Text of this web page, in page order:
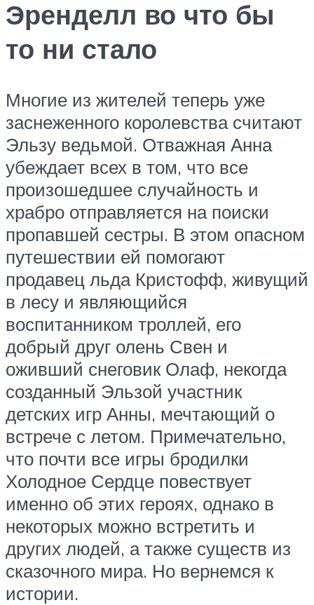
Эренделл во что бы
то ни стало
Многие из жителей теперь уже
заснеженного королевства считают
Эльзу ведьмой. Отважная Анна
убеждает всех в том, что все
произошедшее случайность и
храбро отправляется на поиски
пропавшей сестры. В этом опасном
путешествии ей помогают
продавец льда Кристофф, живущий
в лесу и являющийся
воспитанником троллей, его
добрый друг олень Свен и
оживший снеговик Олаф, некогда
созданный Эльзой участник
детских игр Анны, мечтающий о
встрече с летом. Примечательно,
что почти все игры бродилки
Холодное Сердце повествует
именно об этих героях, однако в
некоторых можно встретить и
других людей, а также существ из
сказочного мира. Но вернемся к
истории.